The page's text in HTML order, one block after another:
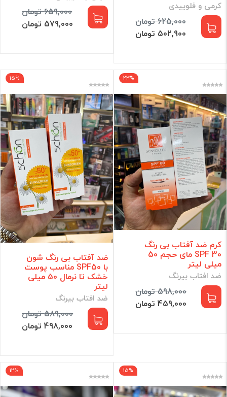
کرمی و فلوییدی
625,000 تومان
502,900 تومان
659,000 تومان
579,000 تومان
23%
کرم ضد آفتاب بی رنگ
SPF 30 مای حجم 50
میلی لیتر
ضد افتاب بیرنگ
598,000 تومان
459,000 تومان
15%
ضد آفتاب بی رنگ شون
با SPF50 مناسب پوست
خشک تا نرمال 50 میلی
لیتر
ضد افتاب بیرنگ
589,000 تومان
498,000 تومان
15%
12%